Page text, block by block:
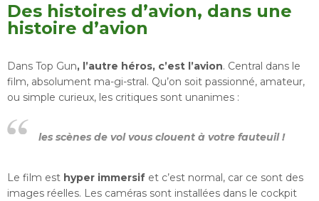
Des histoires d’avion, dans une
histoire d’avion
Dans Top Gun, l’autre héros, c’est l’avion. Central dans le
film, absolument ma-gi-stral. Qu’on soit passionné, amateur,
ou simple curieux, les critiques sont unanimes :
les scènes de vol vous clouent à votre fauteuil !
Le film est hyper immersif et c’est normal, car ce sont des
images réelles. Les caméras sont installées dans le cockpit